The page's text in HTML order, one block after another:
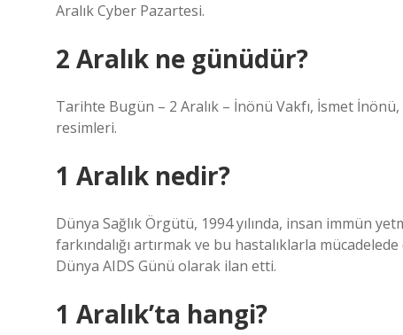
Aralık Cyber ​​​​​​Pazartesi.
2 Aralık ne günüdür?
Tarihte Bugün – 2 Aralık – İnönü Vakfı, İsmet
resimleri.
1 Aralık nedir?
Dünya Sağlık Örgütü, 1994 yılında, insan immün
farkındalığı artırmak ve bu hastalıklarla
Dünya AIDS Günü olarak ilan etti.
1 Aralık’ta hangi?